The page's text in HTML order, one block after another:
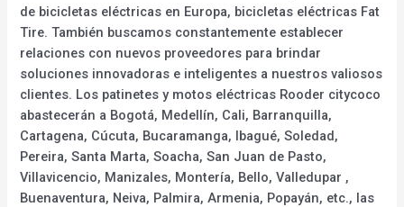
de bicicletas eléctricas en Europa, bicicletas eléctricas Fat
Tire. También buscamos constantemente establecer
relaciones con nuevos proveedores para brindar
soluciones innovadoras e inteligentes a nuestros valiosos
clientes. Los patinetes y motos eléctricas Rooder citycoco
abastecerán a Bogotá, Medellín, Cali, Barranquilla,
Cartagena, Cúcuta, Bucaramanga, Ibagué, Soledad,
Pereira, Santa Marta, Soacha, San Juan de Pasto,
Villavicencio, Manizales, Montería, Bello, Valledupar ,
Buenaventura, Neiva, Palmira, Armenia, Popayán, etc., las